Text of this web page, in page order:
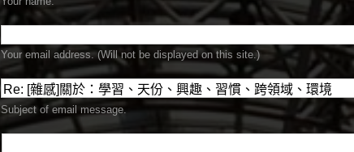
Your email address. (Will not be displayed on this site.)
Subject of email message.